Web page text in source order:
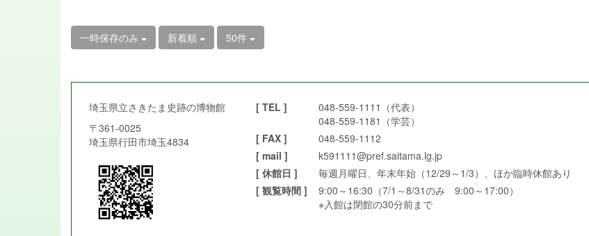
一時保存のみ 新着順 50件
埼玉県立さきたま史跡の博物館
〒361-0025
埼玉県行田市埼玉4834
[ TEL ]
048-559-1111（代表）
048-559-1181（学芸）
[ FAX ]
048-559-1112
[ mail ]
k591111@pref.saitama.lg.jp
[ 休館日 ]
毎週月曜日、年末年始（12/29～1/3）、ほか臨時休館あり
[ 観覧時間 ]
9:00～16:30（7/1～8/31のみ 9:00～17:00）
※入館は閉館の30分前まで